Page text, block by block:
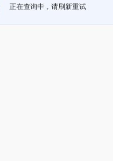
正在查询中，请刷新重试